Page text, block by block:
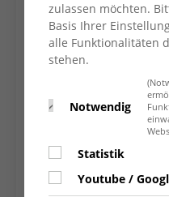
27.03.24
24.04.24
29.05.24
zulassen möchten.
Basis Ihrer
alle Funktionalitäten
stehen.
Notwendig
Statistik
Youtube /